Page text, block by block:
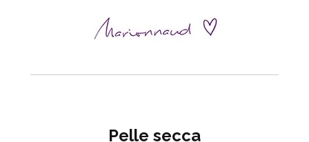
Pelle secca